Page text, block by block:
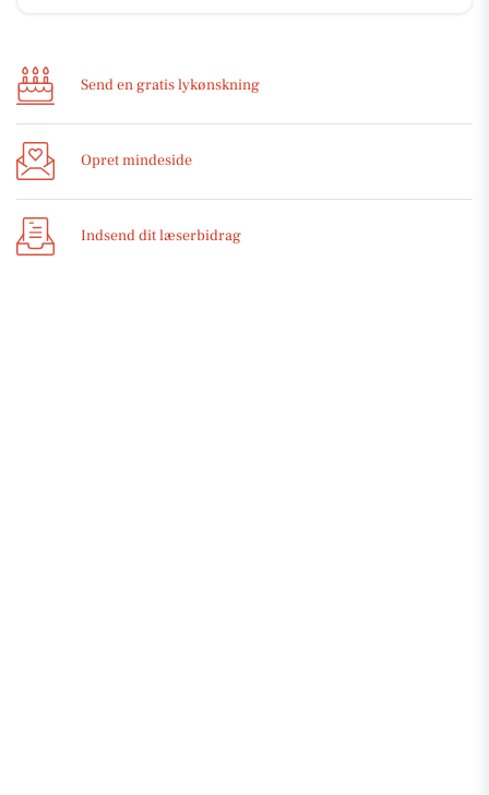
Send en gratis lykønskning
Opret mindeside
Indsend dit læserbidrag